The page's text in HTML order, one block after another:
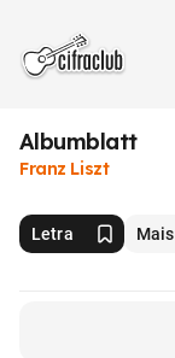
Albumblatt
Franz Liszt
Letra Mais